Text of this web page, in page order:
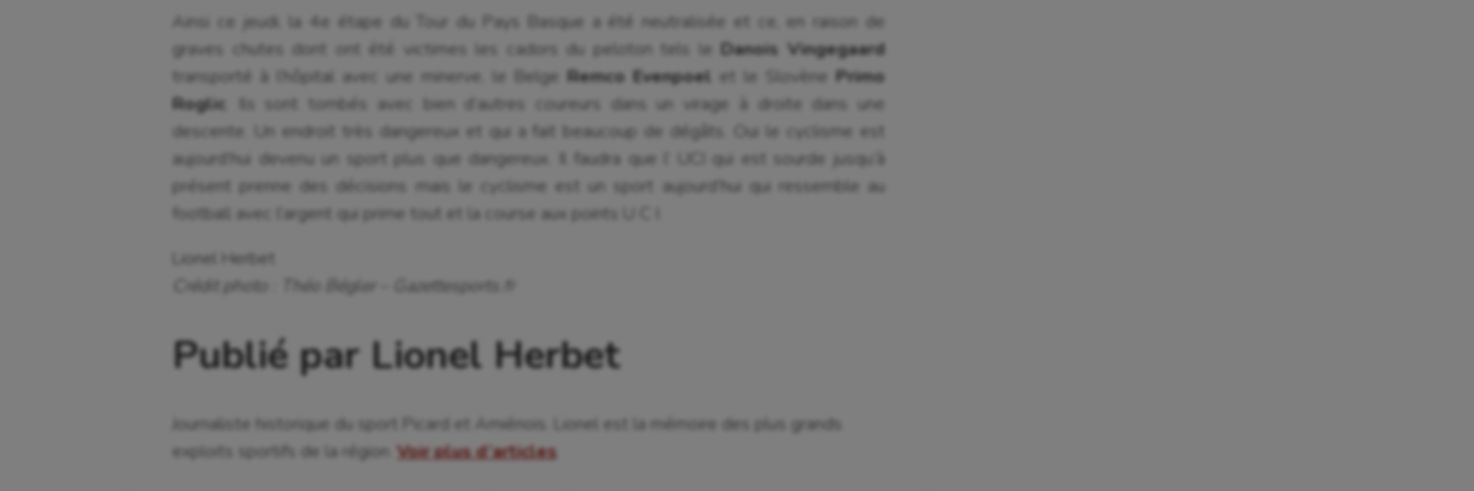
Ainsi ce jeudi, la 4e étape du Tour du Pays Basque a été neutralisée et ce, en raison de
graves chutes dont ont été victimes les cadors du peloton tels le Danois Vingegaard
transporté à l’hôpital avec une minerve, le Belge Remco Evenpoel et le Slovène Primo
Roglic . Ils sont tombés avec bien d’autres coureurs dans un virage à droite dans une
descente. Un endroit très dangereux et qui a fait beaucoup de dégâts. Oui le cyclisme est
aujourd’hui devenu un sport plus que dangereux. Il faudra que l’ UCI qui est sourde jusqu’à
présent prenne des décisions mais le cyclisme est un sport aujourd’hui qui ressemble au
football avec l’argent qui prime tout et la course aux points U C I.
Lionel Herbet
Crédit photo : Théo Bégler – Gazettesports.fr
Publié par Lionel Herbet
Journaliste historique du sport Picard et Amiénois. Lionel est la mémoire des plus grands
exploits sportifs de la région. Voir plus d’articles